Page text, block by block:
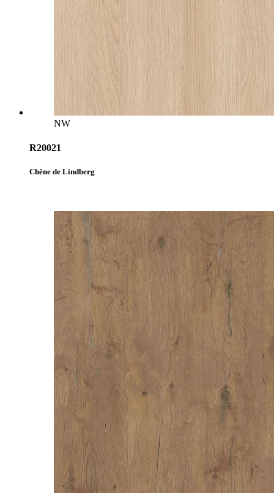
NW
R20021
Chêne de Lindberg